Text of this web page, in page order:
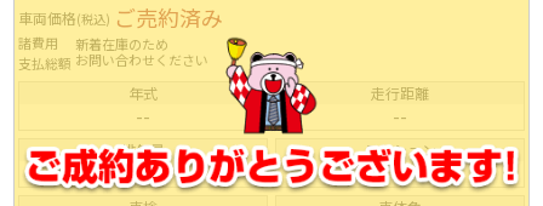
車両価格(税込) ご売約済み
諸費用
支払総額
新着在庫のため
お問い合わせください
年式
--
走行距離
--
排気量
--
ミッション
ＦＡＴ